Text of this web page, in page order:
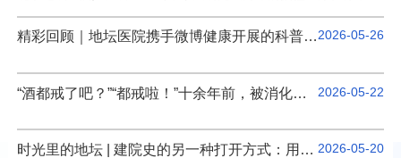
利返抵首都。2024年5月21日，他作为第十一批第二期援疆医疗队
成员开启了医疗援疆路，为给边疆妇科诊疗种下“带不走的希望”，
满结束，在机场见到专程前来接机的北京地坛医院党委书记潘峰、
精彩回顾｜地坛医院携手微博健康开展的科普宣传周落幕~一起跟随镜头重温这场健康之旅吧！2026-05-26
“酒都戒了吧？”“都戒啦！”十余年前，被消化内科李坪主任团队从“鬼门关”里救回来的董先生，最近回访“救命恩人”，还递上了一份最暖的“健康答卷”。 2026-05-22
时光里的地坛 | 建院史的另一种打开方式：用AI讲述地坛医院的八十年 2026-05-20